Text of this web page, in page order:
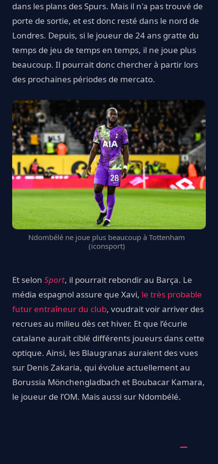
dans les plans des Spurs. Mais il n'a pas trouvé de
porte de sortie, et est donc resté dans le nord de
Londres. Depuis, si le joueur de 24 ans gratte du
temps de jeu de temps en temps, il ne joue plus
beaucoup. Il pourrait donc chercher à partir lors
des prochaines périodes de mercato.
Ndombélé ne joue plus beaucoup à Tottenham
(iconsport)
Et selon Sport, il pourrait rebondir au Barça. Le
média espagnol assure que Xavi, le très probable
futur entraîneur du club, voudrait voir arriver des
recrues au milieu dès cet hiver. Et que l’écurie
catalane aurait ciblé différents joueurs dans cette
optique. Ainsi, les Blaugranas auraient des vues
sur Denis Zakaria, qui évolue actuellement au
Borussia Mönchengladbach et Boubacar Kamara,
le joueur de l’OM. Mais aussi sur Ndombélé.